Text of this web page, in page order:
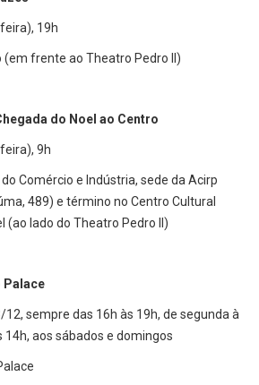
19h
(em frente ao Theatro Pedro II)
do Noel ao Centro
9h
Comércio e Indústria, sede da Acirp
489) e término no Centro Cultural
(ao lado do Theatro Pedro II)
Palace
12, sempre das 16h às 19h, de segunda à
aos sábados e domingos